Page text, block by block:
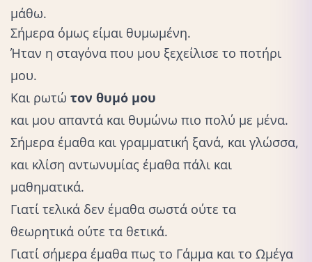
μάθω.
Σήμερα όμως είμαι θυμωμένη.
Ήταν η σταγόνα που μου ξεχείλισε το ποτήρι
μου.
Και ρωτώ τον θυμό μου
και μου απαντά και θυμώνω πιο πολύ με μένα.
Σήμερα έμαθα και γραμματική ξανά, και γλώσσα,
και κλίση αντωνυμίας έμαθα πάλι και
μαθηματικά.
Γιατί τελικά δεν έμαθα σωστά ούτε τα
θεωρητικά ούτε τα θετικά.
Γιατί σήμερα έμαθα πως το Γάμμα και το Ωμέγα